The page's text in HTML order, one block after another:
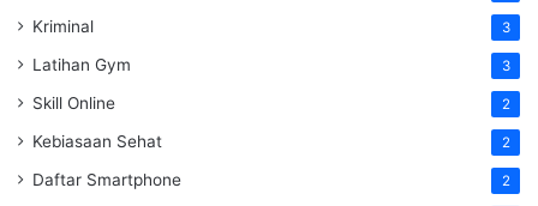
Kriminal 3
Latihan Gym 3
Skill Online 2
Kebiasaan Sehat 2
Daftar Smartphone 2